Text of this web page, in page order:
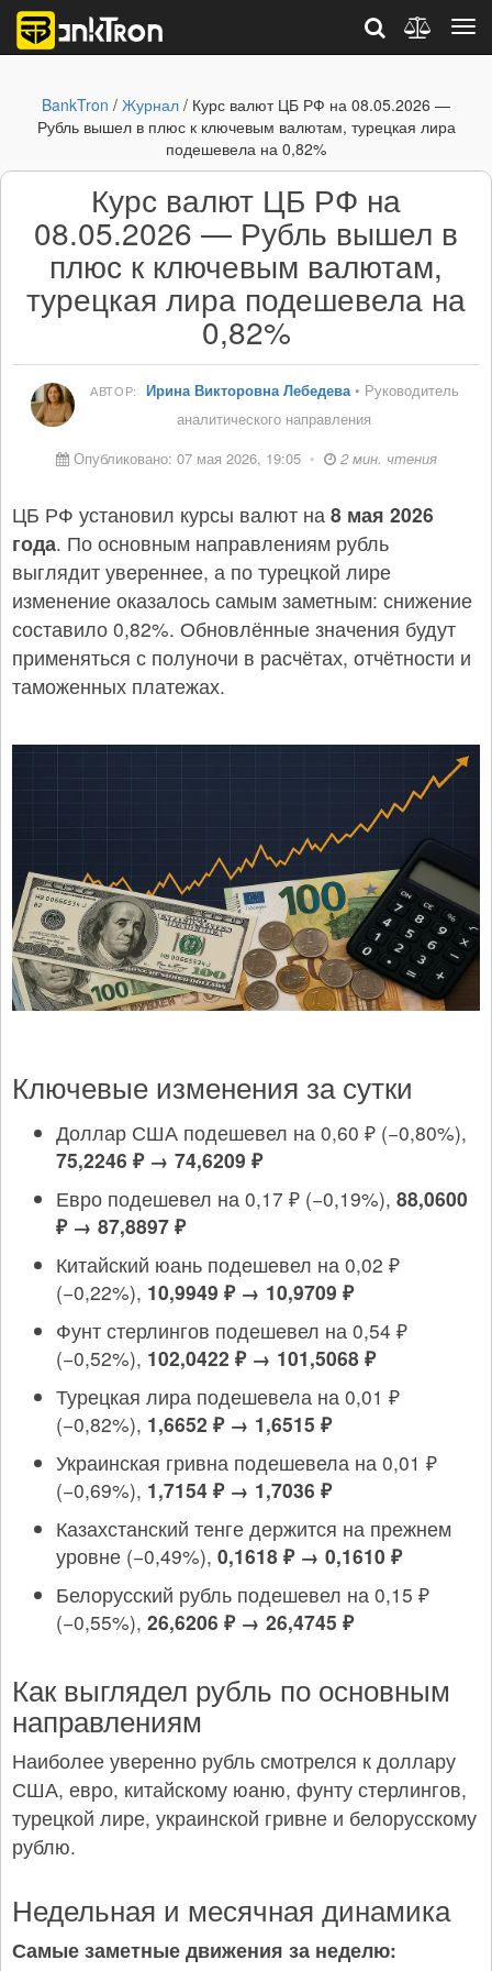
BankTron / Журнал / Курс валют ЦБ РФ на 08.05.2026 —
Рубль вышел в плюс к ключевым валютам, турецкая лира
подешевела на 0,82%
Курс валют ЦБ РФ на
08.05.2026 — Рубль вышел в
плюс к ключевым валютам,
турецкая лира подешевела на
0,82%
АВТОР: Ирина Викторовна Лебедева• Руководитель
аналитического направления
Опубликовано: 07 мая 2026, 19:05 • 2 мин. чтения
ЦБ РФ установил курсы валют на 8 мая 2026
года. По основным направлениям рубль
выглядит увереннее, а по турецкой лире
изменение оказалось самым заметным: снижение
составило 0,82%. Обновлённые значения будут
применяться с полуночи в расчётах, отчётности и
таможенных платежах.
Ключевые изменения за сутки
Доллар США подешевел на 0,60 ₽ (−0,80%),
75,2246 ₽ → 74,6209 ₽
Евро подешевел на 0,17 ₽ (−0,19%), 88,0600
₽ → 87,8897 ₽
Китайский юань подешевел на 0,02 ₽
(−0,22%), 10,9949 ₽ → 10,9709 ₽
Фунт стерлингов подешевел на 0,54 ₽
(−0,52%), 102,0422 ₽ → 101,5068 ₽
Турецкая лира подешевела на 0,01 ₽
(−0,82%), 1,6652 ₽ → 1,6515 ₽
Украинская гривна подешевела на 0,01 ₽
(−0,69%), 1,7154 ₽ → 1,7036 ₽
Казахстанский тенге держится на прежнем
уровне (−0,49%), 0,1618 ₽ → 0,1610 ₽
Белорусский рубль подешевел на 0,15 ₽
(−0,55%), 26,6206 ₽ → 26,4745 ₽
Как выглядел рубль по основным
направлениям
Наиболее уверенно рубль смотрелся к доллару
США, евро, китайскому юаню, фунту стерлингов,
турецкой лире, украинской гривне и белорусскому
рублю.
Недельная и месячная динамика
Самые заметные движения за неделю: